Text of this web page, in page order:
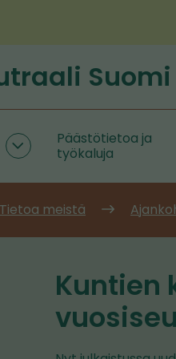
Suomi
Tietoa
alasivut
Päästötietoa ja
työkaluja
Tietoa meistä
Kuntien